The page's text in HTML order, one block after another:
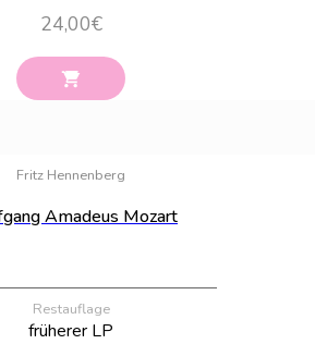
24,00€
Fritz Hennenberg
Amadeus Mozart
Restauflage
früherer LP